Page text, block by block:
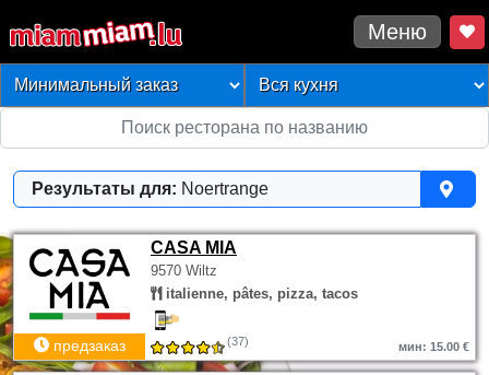
Меню
Результаты для: Noertrange
CASA MIA
9570 Wiltz
italienne, pâtes, pizza, tacos
предзаказ (37) мин: 15.00 €